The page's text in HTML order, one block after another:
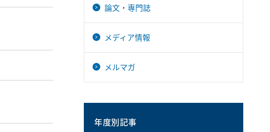
論文・専門誌
メディア情報
メルマガ
年度別記事